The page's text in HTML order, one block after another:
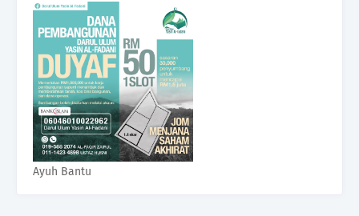
Ayuh Bantu